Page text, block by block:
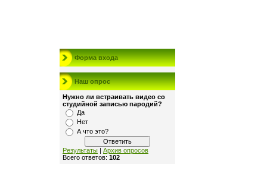
Форма входа
Наш опрос
Нужно ли встраивать видео со
студийной записью пародий?
Да
Нет
А что это?
Результаты | Архив опросов
Всего ответов: 102